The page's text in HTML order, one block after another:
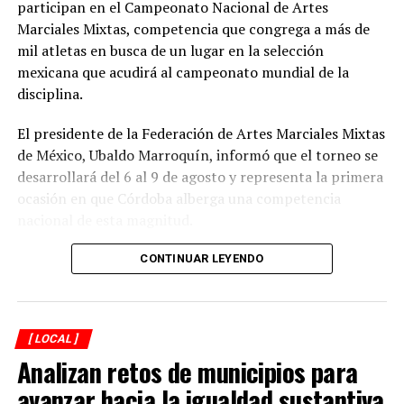
participan en el Campeonato Nacional de Artes
Marciales Mixtas, competencia que congrega a más de
mil atletas en busca de un lugar en la selección
mexicana que acudirá al campeonato mundial de la
disciplina.
El presidente de la Federación de Artes Marciales Mixtas
de México, Ubaldo Marroquín, informó que el torneo se
desarrollará del 6 al 9 de agosto y representa la primera
ocasión en que Córdoba alberga una competencia
CONTINUAR LEYENDO
[ LOCAL ]
Analizan retos de municipios para